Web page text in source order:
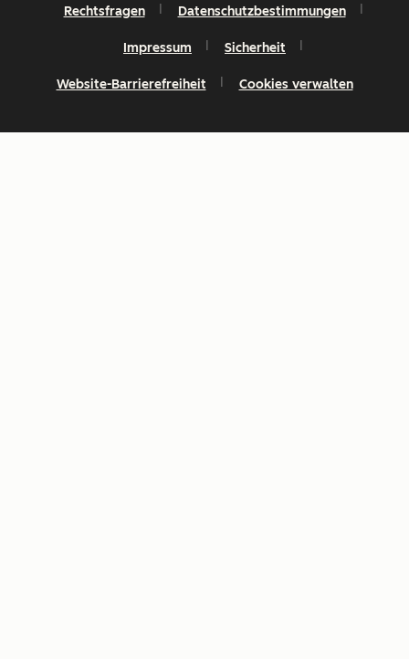
Rechtsfragen Datenschutzbestimmungen
Impressum Sicherheit
Website-Barrierefreiheit Cookies verwalten